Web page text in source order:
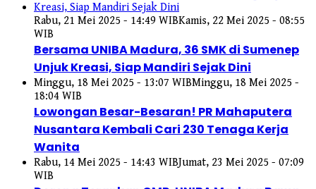
Rabu, 21 Mei 2025 - 14:49 WIBKamis, 22 Mei 2025 - 08:55
WIB
Bersama UNIBA Madura, 36 SMK di Sumenep
Unjuk Kreasi, Siap Mandiri Sejak Dini
Minggu, 18 Mei 2025 - 13:07 WIBMinggu, 18 Mei 2025 -
18:04 WIB
Lowongan Besar-Besaran! PR Mahaputera
Nusantara Kembali Cari 230 Tenaga Kerja
Wanita
Rabu, 14 Mei 2025 - 14:43 WIBJumat, 23 Mei 2025 - 07:09
WIB